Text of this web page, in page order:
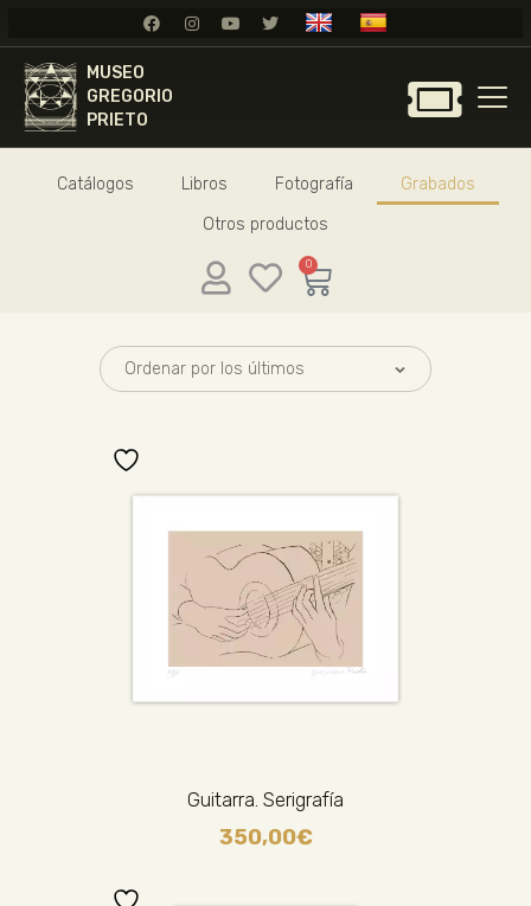
MUSEO
GREGORIO
PRIETO
Catálogos Libros Fotografía
Grabados
Otros productos
0
GREGORIO PRIETO
FUNDACIÓN
TIENDA
Guitarra. Serigrafía
350,00€